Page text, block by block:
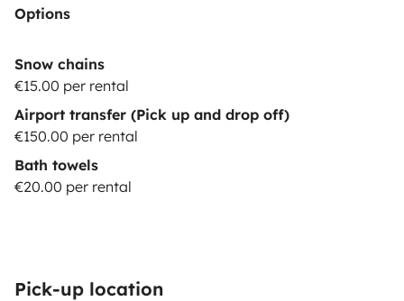
Options
Snow chains
€15.00 per rental
Airport transfer (Pick up and drop off)
€150.00 per rental
Bath towels
€20.00 per rental
Pick-up location